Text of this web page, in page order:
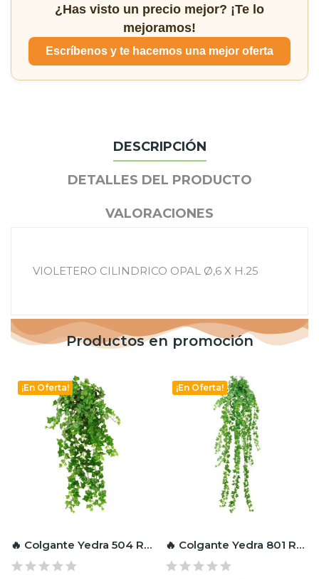
¿Has visto un precio mejor? ¡Te lo
mejoramos!
Escríbenos y te hacemos una mejor oferta
DESCRIPCIÓN
DETALLES DEL PRODUCTO
VALORACIONES
VIOLETERO CILINDRICO OPAL Ø,6 X H.25
Productos en promoción
¡En Oferta!
🔥 Colgante Yedra 504 RF Ignífugo
¡En Oferta!
🔥 Colgante Yedra 801 RF Ignífugo